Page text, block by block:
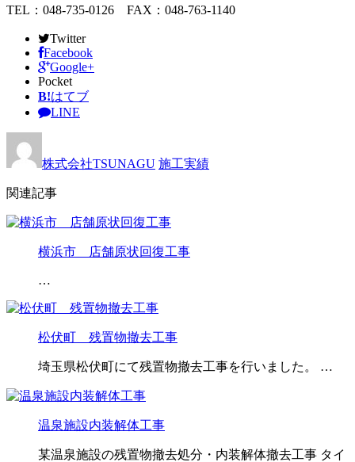
TEL：048-735-0126 FAX：048-763-1140
Twitter
Facebook
Google+
Pocket
B!はてブ
LINE
株式会社TSUNAGU 施工実績
関連記事
横浜市 店舗原状回復工事
…
松伏町 残置物撤去工事
埼玉県松伏町にて残置物撤去工事を行いました。 …
温泉施設内装解体工事
某温泉施設の残置物撤去処分・内装解体撤去工事 タイ